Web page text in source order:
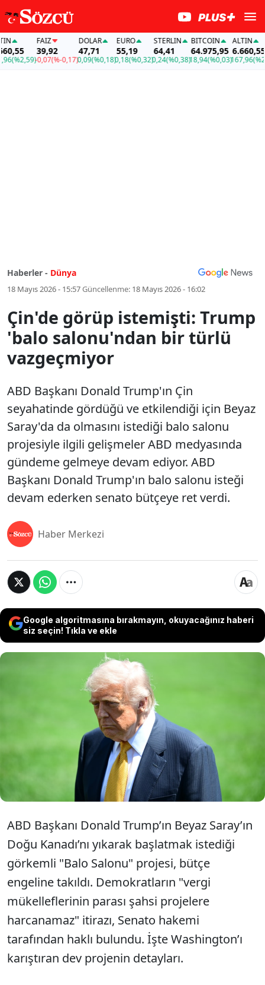
(%2,59)
FAİZ
39,92
-0,07(%-0,17)
DOLAR
47,71
0,09(%0,18)
EURO
55,19
0,18(%0,32)
STERLIN
64,41
0,24(%0,38)
BITCOIN
64.975,95
18,94(%0,03)
ALTIN
6.660,55
167,96
Haberler - Dünya
18 Mayıs 2026 - 15:57Güncellenme: 18 Mayıs 2026 - 16:02
Çin'de görüp istemişti: Trump
'balo salonu'ndan bir türlü
vazgeçmiyor
ABD Başkanı Donald Trump'ın Çin
seyahatinde gördüğü ve etkilendiği için Beyaz
Saray'da da olmasını istediği balo salonu
projesiyle ilgili gelişmeler ABD medyasında
gündeme gelmeye devam ediyor. ABD
Başkanı Donald Trump'ın balo salonu isteği
devam ederken senato bütçeye ret verdi.
Haber Merkezi
Google algoritmasına bırakmayın, okuyacağınız haberi
siz seçin! Tıkla ve ekle
ABD Başkanı Donald Trump'ın Çin seyahatinde
gördüğü ve etkilendiği için Beyaz Saray'da da
olmasını istediği balo salonu projesiyle ilgili
gelişmeler ABD medyasında gündeme gelmeye
devam ediyor. ABD Başkanı Donald Trump'ın balo
salonu isteği devam ederken senato bütçeye ret
verdi.
ABD Başkanı Donald Trump’ın Beyaz Saray’ın
Doğu Kanadı’nı yıkarak başlatmak istediği
görkemli "Balo Salonu" projesi, bütçe
engeline takıldı. Demokratların "vergi
mükelleflerinin parası şahsi projelere
harcanamaz" itirazı, Senato hakemi
tarafından haklı bulundu. İşte Washington’ı
karıştıran dev projenin detayları.